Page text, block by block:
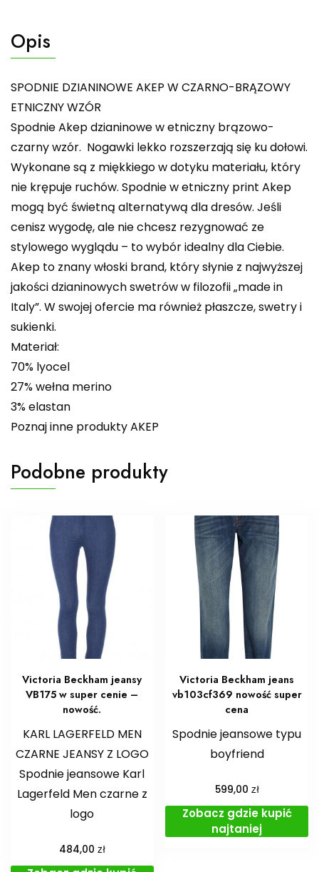
Opis
SPODNIE DZIANINOWE AKEP W CZARNO-BRĄZOWY
ETNICZNY WZÓR
Spodnie Akep dzianinowe w etniczny brązowo-
czarny wzór. Nogawki lekko rozszerzają się ku dołowi.
Wykonane są z miękkiego w dotyku materiału, który
nie krępuje ruchów. Spodnie w etniczny print Akep
mogą być świetną alternatywą dla dresów. Jeśli
cenisz wygodę, ale nie chcesz rezygnować ze
stylowego wyglądu – to wybór idealny dla Ciebie.
Akep to znany włoski brand, który słynie z najwyższej
jakości dzianinowych swetrów w filozofii „made in
Italy”. W swojej ofercie ma również płaszcze, swetry i
sukienki.
Materiał:
70% lyocel
27% wełna merino
3% elastan
Poznaj inne produkty AKEP
Podobne produkty
Victoria Beckham jeansy
VB175 w super cenie –
nowość.
KARL LAGERFELD MEN
CZARNE JEANSY Z LOGO
Spodnie jeansowe Karl
Lagerfeld Men czarne z
logo
484,00 zł
Victoria Beckham jeans
vb103cf369 nowość super
cena
Spodnie jeansowe typu
boyfriend
599,00 zł
Zobacz gdzie kupić
najtaniej